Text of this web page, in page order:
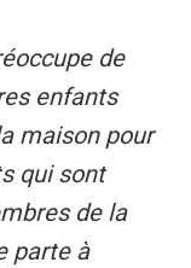
de
enfants
maison pour
qui sont
de la
parte à